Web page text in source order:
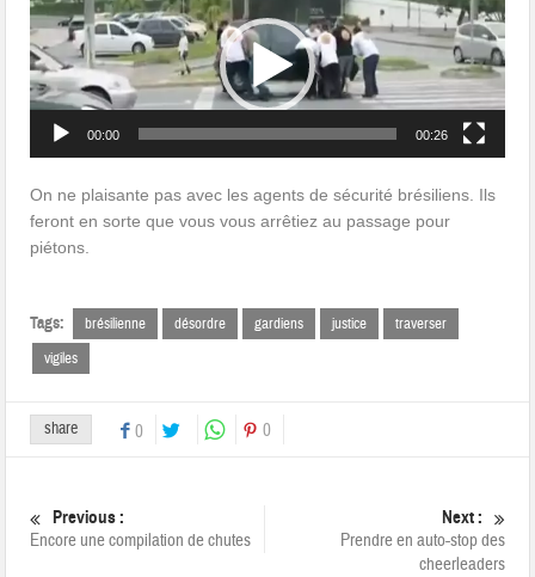
vidéo
00:00 00:26
On ne plaisante pas avec les agents de sécurité brésiliens. Ils
feront en sorte que vous vous arrêtiez au passage pour
piétons.
Tags: brésilienne désordre gardiens justice
traverser
vigiles
share 0 0
Previous :
Encore une compilation de chutes
Next :
Prendre en auto-stop des
cheerleaders